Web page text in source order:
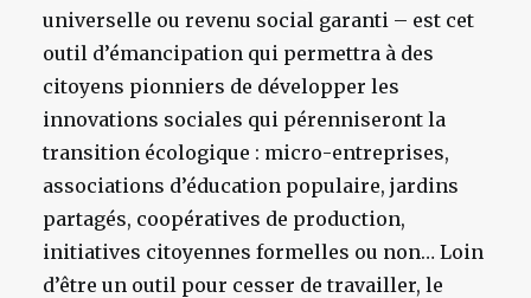
universelle ou revenu social garanti – est cet
outil d’émancipation qui permettra à des
citoyens pionniers de développer les
innovations sociales qui pérenniseront la
transition écologique : micro-entreprises,
associations d’éducation populaire, jardins
partagés, coopératives de production,
initiatives citoyennes formelles ou non… Loin
d’être un outil pour cesser de travailler, le